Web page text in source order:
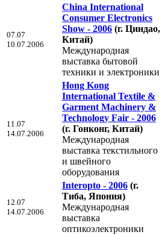
07.07
10.07.2006
China International
Consumer Electronics
Show - 2006 (г. Циндао,
Китай)
Международная
выставка бытовой
техники и электроники
11.07
14.07.2006
Hong Kong
International Textile &
Garment Machinery &
Technology Fair - 2006
(г. Гонконг, Китай)
Международная
выставка текстильного
и швейного
оборудования
12.07
14.07.2006
Interopto - 2006 (г.
Тиба, Япония)
Международная
выставка
оптикоэлектроники